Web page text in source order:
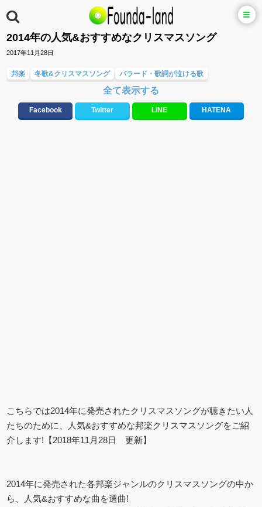
2014年の人気&おすすめなクリスマスソング
2017年11月28日
邦楽 冬歌&クリスマスソング バラード・歌詞が泣ける歌
大切な人に贈る歌&ありがとうソング(感謝の歌)
全て表示する
Facebook Twitter LINE HATENA
こちらでは2014年に発売されたクリスマスソングが聴きたい人
たちのために、人気&おすすめな邦楽クリスマスソングをご紹
介します!【2018年11月28日 更新】
2014年に発売された各邦楽ジャンルのクリスマスソングの中か
ら、人気&おすすめな曲を選曲!